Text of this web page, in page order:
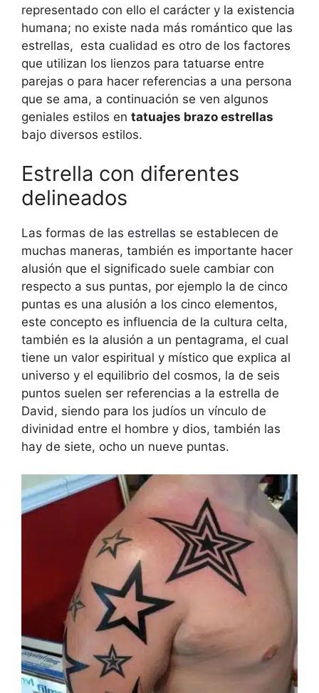
representado con ello el carácter y la existencia
humana; no existe nada más romántico que las
estrellas, esta cualidad es otro de los factores
que utilizan los lienzos para tatuarse entre
parejas o para hacer referencias a una persona
que se ama, a continuación se ven algunos
geniales estilos en tatuajes brazo estrellas
bajo diversos estilos.
Estrella con diferentes
delineados
Las formas de las estrellas se establecen de
muchas maneras, también es importante hacer
alusión que el significado suele cambiar con
respecto a sus puntas, por ejemplo la de cinco
puntas es una alusión a los cinco elementos,
este concepto es influencia de la cultura celta,
también es la alusión a un pentagrama, el cual
tiene un valor espiritual y místico que explica al
universo y el equilibrio del cosmos, la de seis
puntos suelen ser referencias a la estrella de
David, siendo para los judíos un vínculo de
divinidad entre el hombre y dios, también las
hay de siete, ocho un nueve puntas.